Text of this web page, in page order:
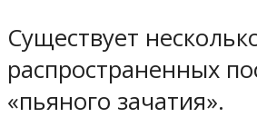
Существует
распространенных
«пьяного зачатия».